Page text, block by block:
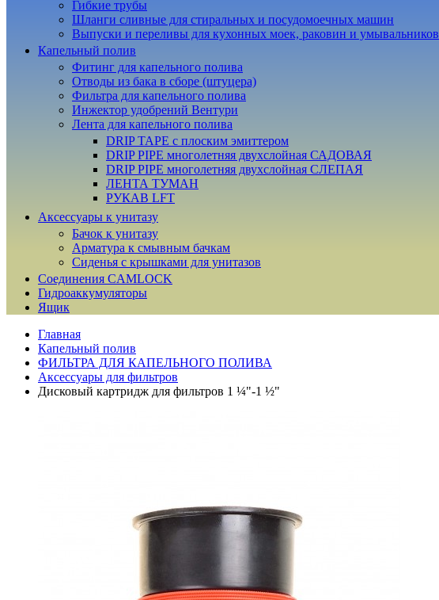
Гибкие трубы
Шланги сливные для стиральных и посудомоечных машин
Выпуски и переливы для кухонных моек, раковин и умывальников
Капельный полив
Фитинг для капельного полива
Отводы из бака в сборе (штуцера)
Фильтра для капельного полива
Инжектор удобрений Вентури
Лента для капельного полива
DRIP TAPE с плоским эмиттером
DRIP PIPE многолетняя двухслойная САДОВАЯ
DRIP PIPE многолетняя двухслойная СЛЕПАЯ
ЛЕНТА ТУМАН
РУКАВ LFT
Аксессуары к унитазу
Бачок к унитазу
Арматура к смывным бачкам
Сиденья с крышками для унитазов
Соединения CAMLOCK
Гидроаккумуляторы
Ящик
Главная
Капельный полив
ФИЛЬТРА ДЛЯ КАПЕЛЬНОГО ПОЛИВА
Аксессуары для фильтров
Дисковый картридж для фильтров 1 ¼"-1 ½"